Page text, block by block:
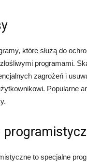
które służą do
programami.
zagrożeń i
Popularne
to specjalne